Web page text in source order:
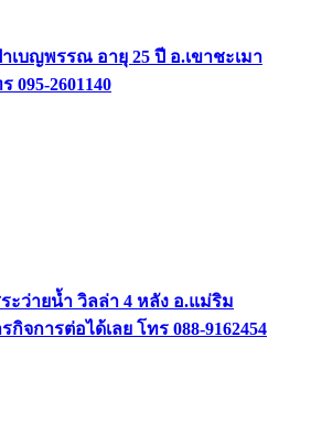
เบญพรรณ อายุ 25 ปี อ.เขาชะเมา
095-2601140
ะว่ายน้ำ วิลล่า 4 หลัง อ.แม่ริม
จการต่อได้เลย โทร 088-9162454